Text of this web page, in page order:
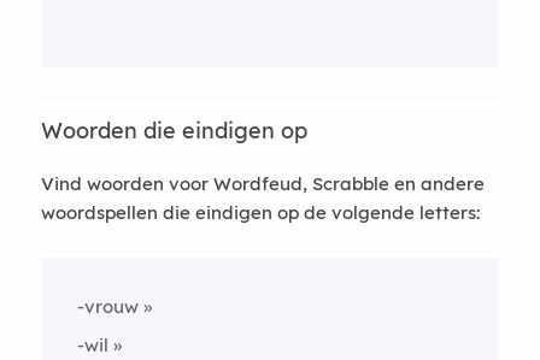
Woorden die eindigen op
Vind woorden voor Wordfeud, Scrabble en andere
woordspellen die eindigen op de volgende letters:
-vrouw
-wil